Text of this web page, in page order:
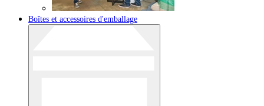
Boîtes et accessoires d'emballage